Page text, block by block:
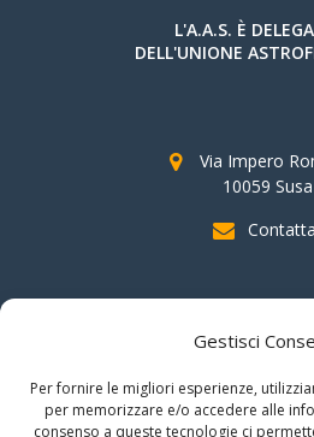
Gestisci
Per fornire le migliori esperienze,
per memorizzare e/o accedere alle
consenso a queste tecnologie ci
L'A.A.S. È
DELL'UNIONE
Via Impero
10059
SOSTIENI
indicando il
C.F. 96020930010
nella
firmando per la destinazione